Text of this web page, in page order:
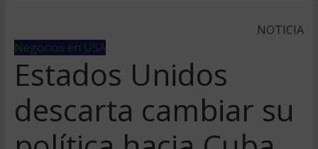
NOTICIA
Negocios en USA
Estados Unidos
descarta cambiar su